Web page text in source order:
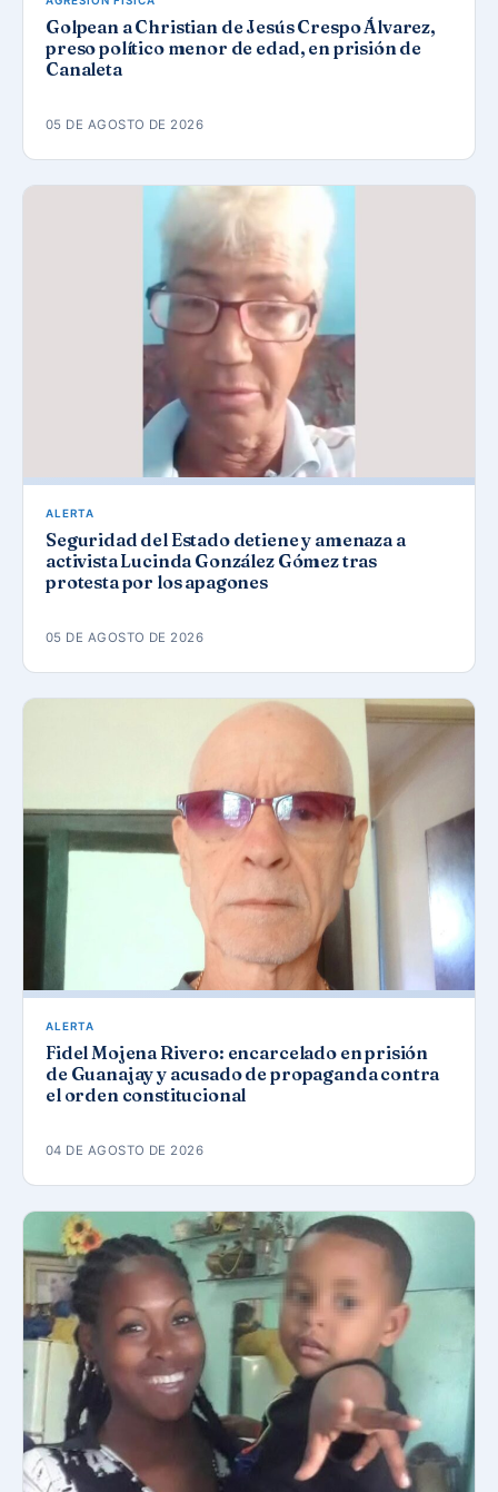
Golpean a Christian de Jesús Crespo Álvarez,
preso político menor de edad, en prisión de
Canaleta
05 DE AGOSTO DE 2026
ALERTA
Seguridad del Estado detiene y amenaza a
activista Lucinda González Gómez tras
protesta por los apagones
05 DE AGOSTO DE 2026
ALERTA
Fidel Mojena Rivero: encarcelado en prisión
de Guanajay y acusado de propaganda contra
el orden constitucional
04 DE AGOSTO DE 2026